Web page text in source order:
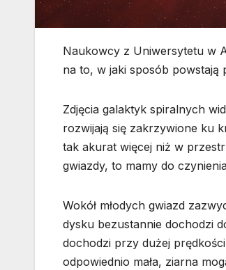
Naukowcy z Uniwersytetu w
na to, w jaki sposób powstają
Zdjęcia galaktyk spiralnych
rozwijają się zakrzywione ku
tak akurat więcej niż w
gwiazdy, to mamy do
Wokół młodych gwiazd
dysku bezustannie dochodzi
dochodzi przy dużej
odpowiednio mała, ziarna